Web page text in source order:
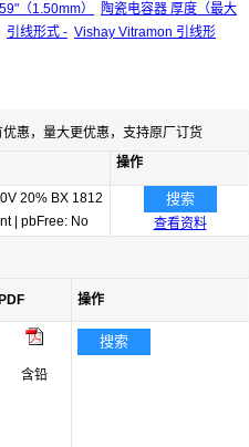
（1.50mm）
陶瓷电容器 厚度（最大
引线形式 - Vishay Vitramon 引线形
惠，量大更优惠，支持原厂订货
操作
20% BX 1812
pbFree: No
搜索
查看资料
PDF 操作
含铅
搜索